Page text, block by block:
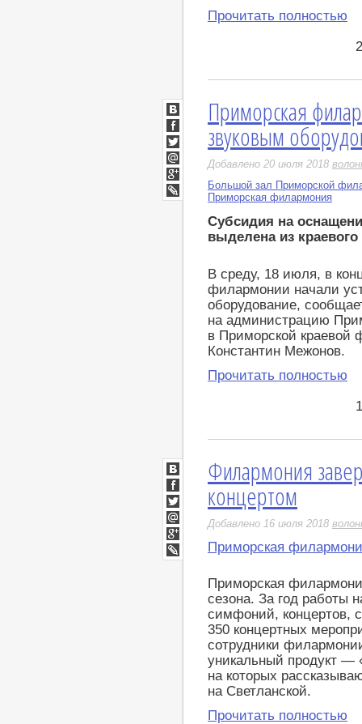
Прочитать полностью
Приморская
звуковым
Добавлено 20 июля 2018
Большой зал Приморской
Приморская филармония
Субсидия на
выделена из
В среду, 18 июля, в
филармонии начали
оборудование,
на администрацию
в Приморской краевой
Константин Межонов.
Прочитать полностью
ВКонтакте
Facebook
Twitter
Мой
Мир
Google+
LiveJournal
Филармония
концертом
Добавлено 16 июля 2018
Приморская
Приморская
сезона. За год работы
симфоний, концертов,
350 концертных
сотрудники
уникальный продукт —
на которых
на Светланской.
Прочитать полностью
ВКонтакте
Facebook
Twitter
Мой
Мир
Google+
LiveJournal